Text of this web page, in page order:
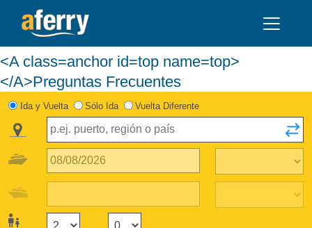
<A class=anchor id=top name=top>
</A>Preguntas Frecuentes
Ida y Vuelta Sólo Ida Vuelta Diferente